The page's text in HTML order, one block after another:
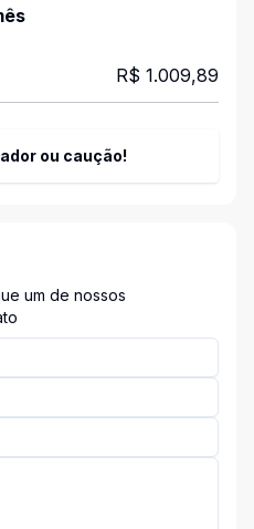
R$ 1.009,89
ou caução!
um de nossos